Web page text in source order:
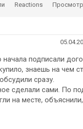
Reactions
подписали
знаешь на чем
сразу.
сделали сами. По
на месте,